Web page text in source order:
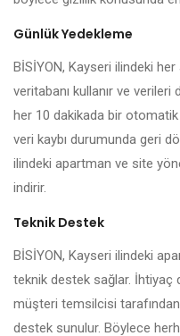
Günlük Yedekleme
BİSİYON, Kayseri ilindeki
veritabanı kullanır ve
her 10 dakikada bir
veri kaybı durumunda geri
ilindeki apartman ve site
indirir.
Teknik Destek
BİSİYON, Kayseri ilindeki
teknik destek sağlar. İhtiyaç
müşteri temsilcisi tarafından
destek sunulur. Böylece